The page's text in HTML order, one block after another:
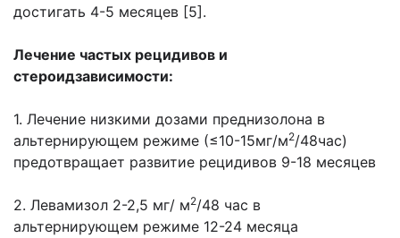
достигать 4-5 месяцев [5].
Лечение частых рецидивов и
стероидзависимости:
1. Лечение низкими дозами преднизолона в
альтернирующем режиме (≤10-15мг/м2/48час)
предотвращает развитие рецидивов 9-18 месяцев
2. Левамизол 2-2,5 мг/ м2/48 час в
альтернирующем режиме 12-24 месяца